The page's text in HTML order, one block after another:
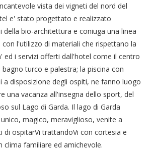
vista dei vigneti del nord del
e' stato progettato e realizzato
della bio-architettura e coniuga una linea
l'utilizzo di materiali che rispettano la
ed i servizi offerti dall'hotel come il centro
turco e palestra; la piscina con
a disposizione degli ospiti, ne fanno luogo
una vacanza all'insegna dello sport, del
sul Lago di Garda. Il lago di Garda
magico, meraviglioso, venite a
di ospitarVi trattandoVi con cortesia e
clima familiare ed amichevole.